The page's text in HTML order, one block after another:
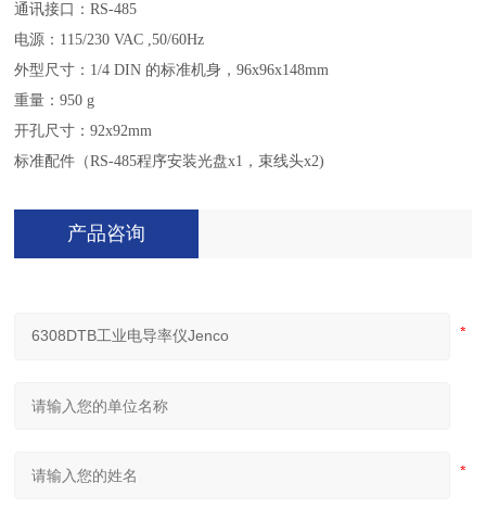
通讯接口：RS-485
电源：115/230 VAC ,50/60Hz
外型尺寸：1/4 DIN 的标准机身，96x96x148mm
重量：950 g
开孔尺寸：92x92mm
标准配件（RS-485程序安装光盘x1，束线头x2)
产品咨询